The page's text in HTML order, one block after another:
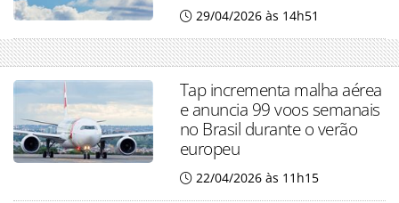
29/04/2026 às 14h51
Tap incrementa malha aérea
e anuncia 99 voos semanais
no Brasil durante o verão
europeu
22/04/2026 às 11h15